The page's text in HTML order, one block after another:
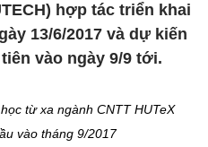
hợp tác triển khai
13/6/2017 và dự kiến
vào ngày 9/9 tới.